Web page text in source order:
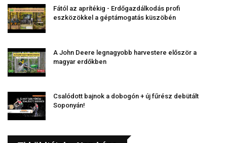
Fától az aprítékig - Erdőgazdálkodás profi
eszközökkel a géptámogatás küszöbén
A John Deere legnagyobb harvestere először a
magyar erdőkben
Csalódott bajnok a dobogón + új fűrész debütált
Soponyán!